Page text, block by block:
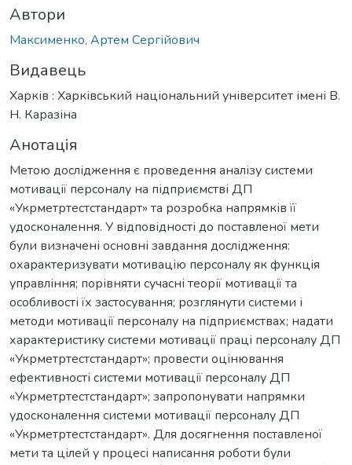
Автори
Максименко, Артем Сергійович
Видавець
Харків : Харківський національний університет імені В.
Н. Каразіна
Анотація
Метою дослідження є проведення аналізу системи
мотивації персоналу на підприємстві ДП
«Укрметртестстандарт» та розробка напрямків її
удосконалення. У відповідності до поставленої мети
були визначені основні завдання дослідження:
охарактеризувати мотивацію персоналу як функція
управління; порівняти сучасні теорії мотивації та
особливості їх застосування; розглянути системи і
методи мотивації персоналу на підприємствах; надати
характеристику системи мотивації праці персоналу ДП
«Укрметртестстандарт»; провести оцінювання
ефективності системи мотивації персоналу ДП
«Укрметртестстандарт»; запропонувати напрямки
удосконалення системи мотивації персоналу ДП
«Укрметртестстандарт». Для досягнення поставленої
мети та цілей у процесі написання роботи були